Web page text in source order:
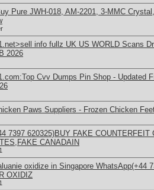
Pure JWH-018, AM-2201, 3-MMC
info fullz UK US WORLD Scans
2026
Cvv Dumps Pin Shop - Updated
Paws Suppliers - Frozen Chicken
7397 620325)BUY FAKE COUNTERFEIT
CANADAIN
oxidize in Singapore WhatsApp(+44
OXIDIZ